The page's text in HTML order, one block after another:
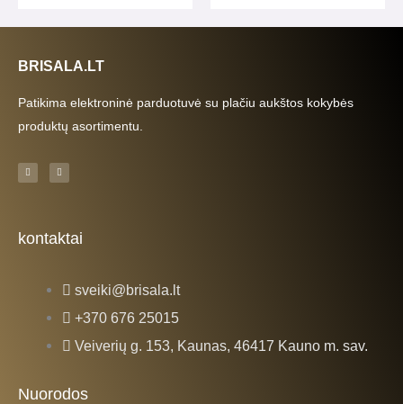
BRISALA.LT
Patikima elektroninė parduotuvė su plačiu aukštos kokybės
produktų asortimentu.
F
a
c
-
f
I
n
s
m
kontaktai
sveiki@brisala.lt
+370 676 25015
Veiverių g. 153, Kaunas, 46417 Kauno m. sav.
Nuorodos